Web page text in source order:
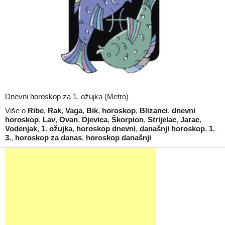
Dnevni horoskop za 1. ožujka (Metro)
Više o Ribe, Rak, Vaga, Bik, horoskop, Blizanci, dnevni
horoskop, Lav, Ovan, Djevica, Škorpion, Strijelac, Jarac,
Vodenjak, 1. ožujka, horoskop dnevni, današnji horoskop, 1.
3., horoskop za danas, horoskop današnji